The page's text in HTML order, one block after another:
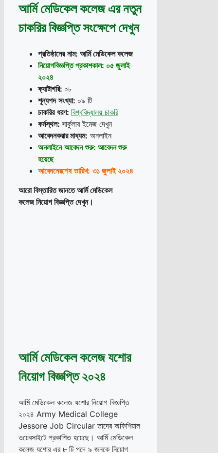
আর্মি মেডিকেল কলেজ এর নতুন
চাকরির বিজ্ঞপ্তি সংক্ষেপে দেখুন
প্রতিষ্ঠানের নাম: আর্মি মেডিকেল কলেজ
নিয়োগবিজ্ঞপ্তিপ্রকাশকাল: ০৫ জুলাই
২০২৪
ক্যাটাগরি: ০৮
শূন্যপদ সংখ্যা: ০৯ টি
চাকরির ধরণ: বিশ্ববিদ্যালয় চাকরি
কর্মস্থল: সার্কুলার ইমেজ দেখুন
আবেদনকরারমাধ্যম: অনলাইন
অনলাইনে আবেদন শুরু: আবেদন শুরু
হয়েছে
আবেদনেরশেষ তারিখ: ৩১ জুলাই ২০২৪
আরোবিস্তারিত জানতে আর্মি মেডিকেল
কলেজ নিয়োগ বিজ্ঞপ্তি দেখুন।
আর্মি মেডিকেল কলেজ যশোর
নিয়োগ বিজ্ঞপ্তি ২০২৪
আর্মি মেডিকেল কলেজ যশোর নিয়োগ বিজ্ঞপ্তি
২০২৪ Army Medical College
Jessore Job Circular তাদের অফিশিয়াল
ওয়েবসাইটে প্রকাশিত হয়েছে। আর্মি মেডিকেল
কলেজ যশোর এর ৮ টি পদে ৯ জনকে নিয়োগ